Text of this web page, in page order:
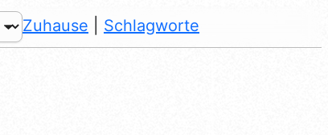
Zuhause Schlagworte